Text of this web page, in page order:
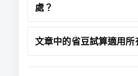
處？
文章中的省豆試算適用所